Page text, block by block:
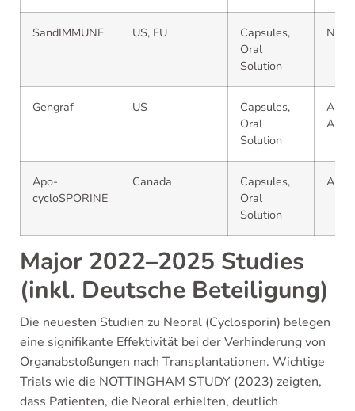
SandIMMUNE US, EU
Capsules,
Oral
Solution
Gengraf US
Capsules,
Oral
Solution
Apo-
cycloSPORINE
Canada
Capsules,
Oral
Solution
Major 2022–2025 Studies
(inkl. Deutsche Beteiligung)
Die neuesten Studien zu Neoral (Cyclosporin) belegen
eine signifikante Effektivität bei der Verhinderung von
Organabstoßungen nach Transplantationen. Wichtige
Trials wie die NOTTINGHAM STUDY (2023) zeigten,
dass Patienten, die Neoral erhielten, deutlich